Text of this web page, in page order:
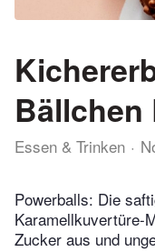
Bällchen
Essen & Trinken
Powerballs: Die
Karamellkuvertüre-
Zucker aus und